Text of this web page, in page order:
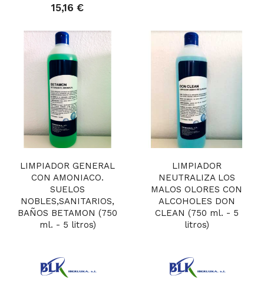
15,16 €
LIMPIADOR GENERAL
CON AMONIACO.
SUELOS
NOBLES,SANITARIOS,
BAÑOS BETAMON (750
ml. - 5 litros)
LIMPIADOR
NEUTRALIZA LOS
MALOS OLORES CON
ALCOHOLES DON
CLEAN (750 ml. - 5
litros)